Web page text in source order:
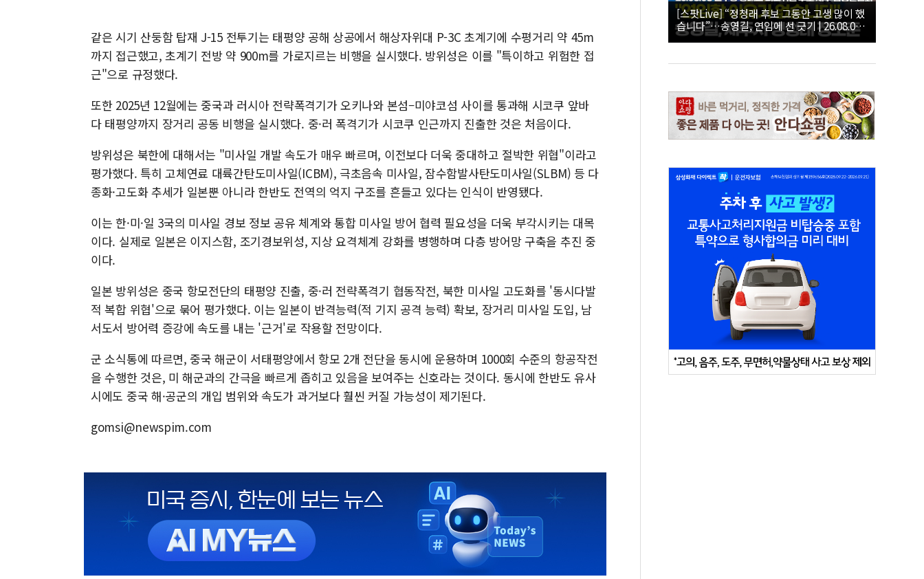
같은 시기 산둥함 탑재 J-15 전투기는 태평양 공해 상공에서 해상자위대 P-3C 초계기에 수평거리 약 45m
까지 접근했고, 초계기 전방 약 900m를 가로지르는 비행을 실시했다. 방위성은 이를 "특이하고 위험한 접
근"으로 규정했다.
또한 2025년 12월에는 중국과 러시아 전략폭격기가 오키나와 본섬–미야코섬 사이를 통과해 시코쿠 앞바
다 태평양까지 장거리 공동 비행을 실시했다. 중·러 폭격기가 시코쿠 인근까지 진출한 것은 처음이다.
방위성은 북한에 대해서는 "미사일 개발 속도가 매우 빠르며, 이전보다 더욱 중대하고 절박한 위협"이라고
평가했다. 특히 고체연료 대륙간탄도미사일(ICBM), 극초음속 미사일, 잠수함발사탄도미사일(SLBM) 등 다
종화·고도화 추세가 일본뿐 아니라 한반도 전역의 억지 구조를 흔들고 있다는 인식이 반영됐다.
이는 한·미·일 3국의 미사일 경보 정보 공유 체계와 통합 미사일 방어 협력 필요성을 더욱 부각시키는 대목
이다. 실제로 일본은 이지스함, 조기경보위성, 지상 요격체계 강화를 병행하며 다층 방어망 구축을 추진 중
이다.
일본 방위성은 중국 항모전단의 태평양 진출, 중·러 전략폭격기 협동작전, 북한 미사일 고도화를 '동시다발
적 복합 위협'으로 묶어 평가했다. 이는 일본이 반격능력(적 기지 공격 능력) 확보, 장거리 미사일 도입, 남
서도서 방어력 증강에 속도를 내는 '근거'로 작용할 전망이다.
군 소식통에 따르면, 중국 해군이 서태평양에서 항모 2개 전단을 동시에 운용하며 1000회 수준의 항공작전
을 수행한 것은, 미 해군과의 간극을 빠르게 좁히고 있음을 보여주는 신호라는 것이다. 동시에 한반도 유사
시에도 중국 해·공군의 개입 범위와 속도가 과거보다 훨씬 커질 가능성이 제기된다.
gomsi@newspim.com
[스팟Live] “정청래 후보 그동안 고생 많이 했
습니다”…송영길, 연임에 선 긋기 | 26.08.08
더불어민주당 당대표·최고위원 후보 제주 합